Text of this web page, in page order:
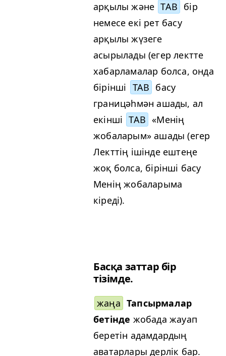
арқылы және TAB бір
немесе екі рет басу
арқылы жүзеге
асырылады (егер лектте
хабарламалар болса, онда
бірінші TAB басу
границәһмән ашады, ал
екінші TAB «Менің
жобаларым» ашады (егер
Лекттің ішінде ештеңе
жоқ болса, бірінші басу
Менің жобаларыма
кіреді).
Басқа заттар бір
тізімде.
жаңа Тапсырмалар
бетінде жобада жауап
беретін адамдардың
аватарлары дерлік бар.